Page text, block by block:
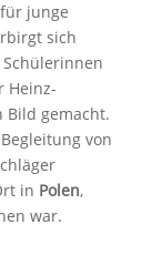
junge
sich
Heinz-
Bild gemacht.
von
in Polen,
war.